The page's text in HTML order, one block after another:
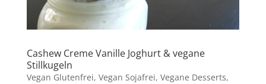
Cashew Creme Vanille Joghurt & vegane
Stillkugeln
Vegan Glutenfrei, Vegan Sojafrei, Vegane Desserts,